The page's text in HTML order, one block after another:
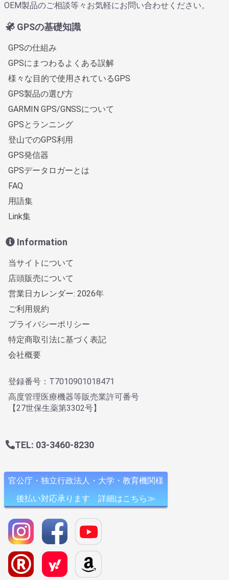
OEM製品のご相談等々お気軽にお問い合わせください。
GPSの基礎知識
GPSの仕組み
GPSにまつわるよくある誤解
様々な目的で使用されているGPS
GPS製品の選び方
GARMIN GPS/GNSSについて
GPSとランニング
登山でのGPS利用
GPS発信器
GPSデータロガーとは
FAQ
用語集
Link集
Information
当サイトについて
店頭販売について
営業日カレンダー: 2026年
ご利用規約
プライバシーポリシー
特定商取引法に基づく表記
会社概要
登録番号：T7010901018471
高度管理医療機器等販売業許可番号
【27世保生薬第3302号】
TEL: 03-3460-8230
官公庁・独立行政法人・大学・教育機関様
後払い対応承ります 詳細はこちら≫